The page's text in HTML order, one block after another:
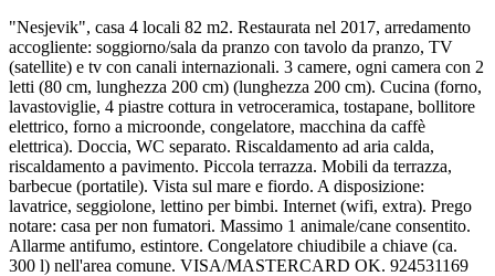
"Nesjevik", casa 4 locali 82 m2. Restaurata nel 2017, arredamento
accogliente: soggiorno/sala da pranzo con tavolo da pranzo, TV
(satellite) e tv con canali internazionali. 3 camere, ogni camera con 2
letti (80 cm, lunghezza 200 cm) (lunghezza 200 cm). Cucina (forno,
lavastoviglie, 4 piastre cottura in vetroceramica, tostapane, bollitore
elettrico, forno a microonde, congelatore, macchina da caffè
elettrica). Doccia, WC separato. Riscaldamento ad aria calda,
riscaldamento a pavimento. Piccola terrazza. Mobili da terrazza,
barbecue (portatile). Vista sul mare e fiordo. A disposizione:
lavatrice, seggiolone, lettino per bimbi. Internet (wifi, extra). Prego
notare: casa per non fumatori. Massimo 1 animale/cane consentito.
Allarme antifumo, estintore. Congelatore chiudibile a chiave (ca.
300 l) nell'area comune. VISA/MASTERCARD OK. 924531169